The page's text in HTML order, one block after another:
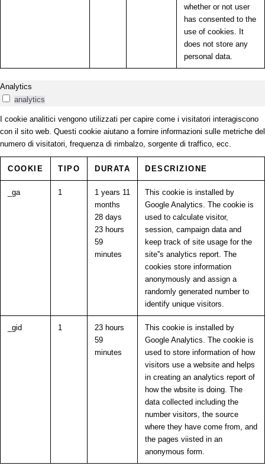
whether or not user
has consented to the
use of cookies. It
does not store any
personal data.
Analytics
analytics
I cookie analitici vengono utilizzati per capire come i visitatori interagiscono
con il sito web. Questi cookie aiutano a fornire informazioni sulle metriche del
numero di visitatori, frequenza di rimbalzo, sorgente di traffico, ecc.
COOKIE TIPO DURATA DESCRIZIONE
_ga 1
1 years 11
months
28 days
23 hours
59
minutes
This cookie is installed by
Google Analytics. The cookie is
used to calculate visitor,
session, campaign data and
keep track of site usage for the
site''s analytics report. The
cookies store information
anonymously and assign a
randomly generated number to
identify unique visitors.
_gid 1
23 hours
59
minutes
This cookie is installed by
Google Analytics. The cookie is
used to store information of how
visitors use a website and helps
in creating an analytics report of
how the wbsite is doing. The
data collected including the
number visitors, the source
where they have come from, and
the pages viisted in an
anonymous form.